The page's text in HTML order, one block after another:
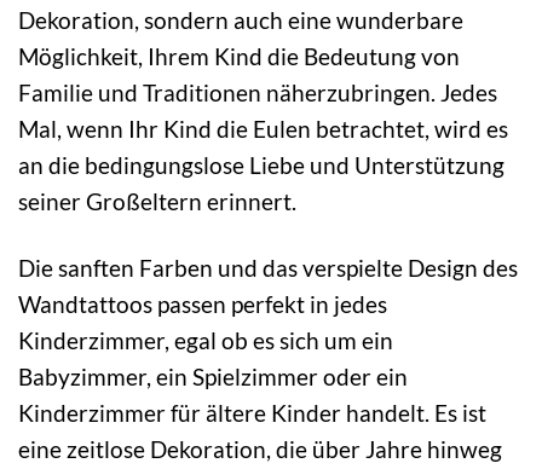
Dekoration, sondern auch eine wunderbare
Möglichkeit, Ihrem Kind die Bedeutung von
Familie und Traditionen näherzubringen. Jedes
Mal, wenn Ihr Kind die Eulen betrachtet, wird es
an die bedingungslose Liebe und Unterstützung
seiner Großeltern erinnert.
Die sanften Farben und das verspielte Design des
Wandtattoos passen perfekt in jedes
Kinderzimmer, egal ob es sich um ein
Babyzimmer, ein Spielzimmer oder ein
Kinderzimmer für ältere Kinder handelt. Es ist
eine zeitlose Dekoration, die über Jahre hinweg